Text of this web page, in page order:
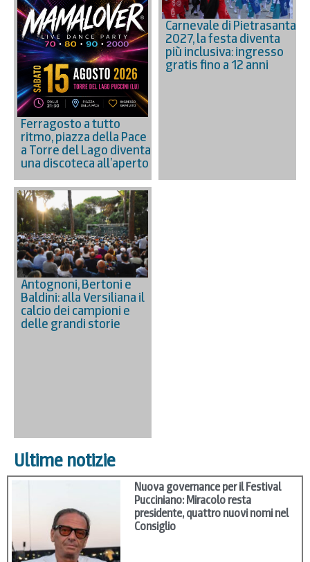
Ferragosto a tutto
ritmo, piazza della Pace
a Torre del Lago diventa
una discoteca all’aperto
Carnevale di Pietrasanta
2027, la festa diventa
più inclusiva: ingresso
gratis fino a 12 anni
Antognoni, Bertoni e
Baldini: alla Versiliana il
calcio dei campioni e
delle grandi storie
Ultime notizie
Nuova governance per il Festival
Pucciniano: Miracolo resta
presidente, quattro nuovi nomi nel
Consiglio